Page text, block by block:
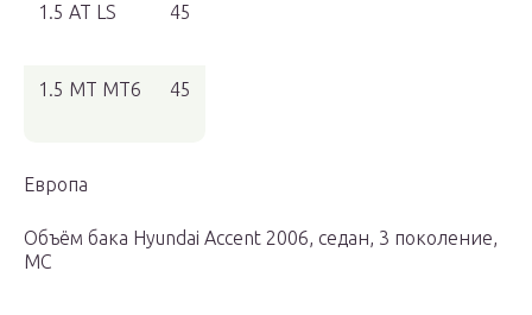
1.5 AT LS 45
1.5 MT MT6 45
Европа
Объём бака Hyundai Accent 2006, седан, 3 поколение,
MC